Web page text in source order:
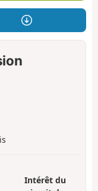
Intérêt du